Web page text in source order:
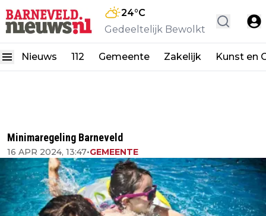
24°C
Gedeeltelijk Bewolkt
Nieuws 112 Gemeente Zakelijk Kunst en
Minimaregeling Barneveld
16 APR 2024, 13:47•GEMEENTE